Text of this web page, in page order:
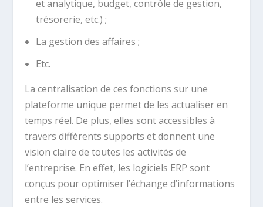
et analytique, budget, contrôle de gestion,
trésorerie, etc.) ;
La gestion des affaires ;
Etc.
La centralisation de ces fonctions sur une
plateforme unique permet de les actualiser en
temps réel. De plus, elles sont accessibles à
travers différents supports et donnent une
vision claire de toutes les activités de
l’entreprise. En effet, les logiciels ERP sont
conçus pour optimiser l’échange d’informations
entre les services.